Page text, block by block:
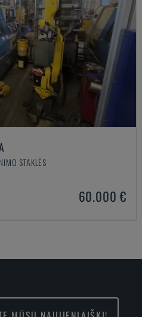
STAKLĖS
60.000 €